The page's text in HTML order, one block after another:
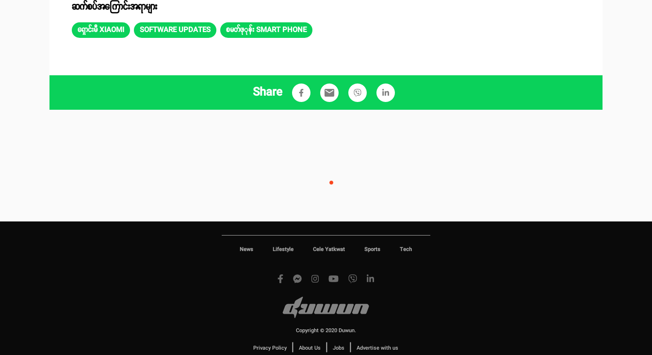
ဆက်စပ်အကြောင်းအရာများ
ရှောင်းမီ XIAOMI SOFTWARE UPDATES စမတ်ဖုုန်း SMART PHONE
Share email
News Lifestyle Cele Yatkwat Sports Tech
Copyright © 2020 Duwun.
Privacy Policy | About Us | Jobs | Advertise with us